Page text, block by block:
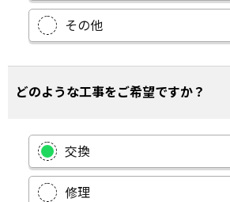
その他
どのような工事をご希望ですか？
交換
修理